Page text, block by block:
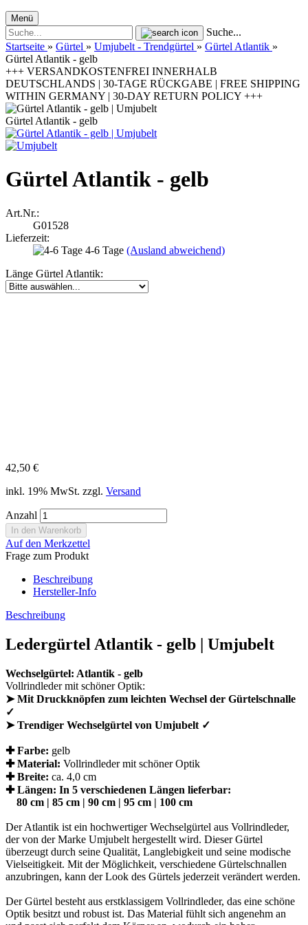
Menü
Suche...
Startseite » Gürtel » Umjubelt - Trendgürtel » Gürtel Atlantik »
Gürtel Atlantik - gelb
+++ VERSANDKOSTENFREI INNERHALB
DEUTSCHLANDS | 30-TAGE RÜCKGABE | FREE SHIPPING
WITHIN GERMANY | 30-DAY RETURN POLICY +++
Gürtel Atlantik - gelb
Gürtel Atlantik - gelb
Art.Nr.:
G01528
Lieferzeit:
4-6 Tage (Ausland abweichend)
Länge Gürtel Atlantik:
42,50 €
inkl. 19% MwSt. zzgl. Versand
Anzahl
Auf den Merkzettel
Frage zum Produkt
Beschreibung
Hersteller-Info
Beschreibung
Ledergürtel Atlantik - gelb | Umjubelt
Wechselgürtel: Atlantik - gelb
Vollrindleder mit schöner Optik:
➤ Mit Druckknöpfen zum leichten Wechsel der Gürtelschnalle
✓
➤ Trendiger Wechselgürtel von Umjubelt ✓
✚ Farbe: gelb
✚ Material: Vollrindleder mit schöner Optik
✚ Breite: ca. 4,0 cm
✚ Längen: In 5 verschiedenen Längen lieferbar:
80 cm | 85 cm | 90 cm | 95 cm | 100 cm
Der Atlantik ist ein hochwertiger Wechselgürtel aus Vollrindleder,
der von der Marke Umjubelt hergestellt wird. Dieser Gürtel
überzeugt durch seine Qualität, Langlebigkeit und seine modische
Vielseitigkeit. Mit der Möglichkeit, verschiedene Gürtelschnallen
anzubringen, kann der Look des Gürtels jederzeit verändert werden.
Der Gürtel besteht aus erstklassigem Vollrindleder, das eine schöne
Optik besitzt und robust ist. Das Material fühlt sich angenehm an